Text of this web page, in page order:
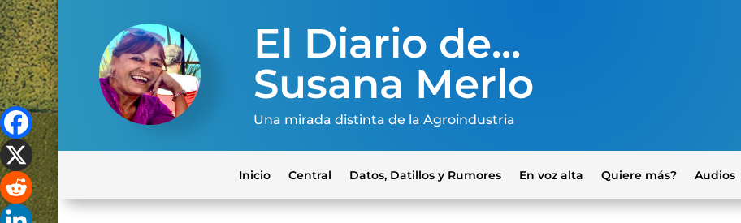
El Diario de...
Susana Merlo
Una mirada distinta de la Agroindustria
Inicio Central Datos, Datillos y Rumores En voz alta Quiere más? Audios